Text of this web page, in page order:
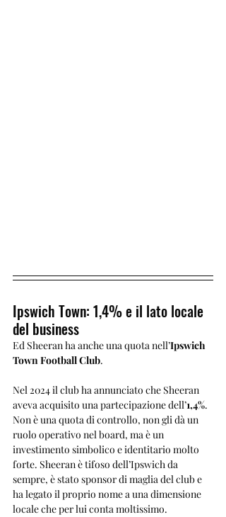
Ipswich Town: 1,4% e il lato locale
del business
Ed Sheeran ha anche una quota nell’Ipswich
Town Football Club.
Nel 2024 il club ha annunciato che Sheeran
aveva acquisito una partecipazione dell’1,4%.
Non è una quota di controllo, non gli dà un
ruolo operativo nel board, ma è un
investimento simbolico e identitario molto
forte. Sheeran è tifoso dell’Ipswich da
sempre, è stato sponsor di maglia del club e
ha legato il proprio nome a una dimensione
locale che per lui conta moltissimo.